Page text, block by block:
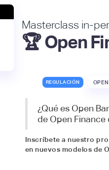
Masterclass in-
🏆 Open
REGULACIÓN
¿Qué es Open
de Open Finance
Inscríbete a nuestro
en nuevos modelos de